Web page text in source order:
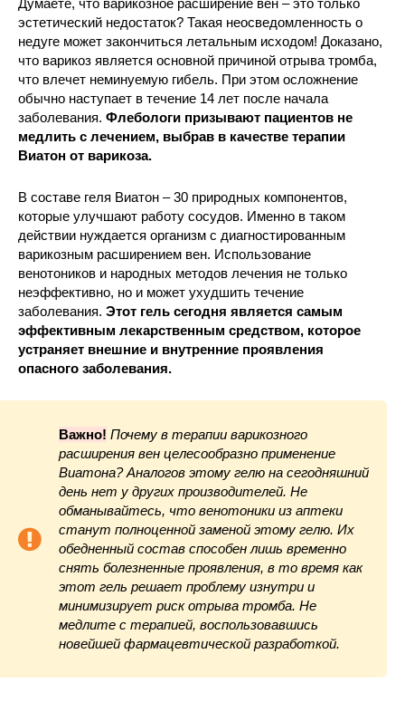
Думаете, что варикозное расширение вен – это только
эстетический недостаток? Такая неосведомленность о
недуге может закончиться летальным исходом! Доказано,
что варикоз является основной причиной отрыва тромба,
что влечет неминуемую гибель. При этом осложнение
обычно наступает в течение 14 лет после начала
заболевания. Флебологи призывают пациентов не
медлить с лечением, выбрав в качестве терапии
Виатон от варикоза.
В составе геля Виатон – 30 природных компонентов,
которые улучшают работу сосудов. Именно в таком
действии нуждается организм с диагностированным
варикозным расширением вен. Использование
венотоников и народных методов лечения не только
неэффективно, но и может ухудшить течение
заболевания. Этот гель сегодня является самым
эффективным лекарственным средством, которое
устраняет внешние и внутренние проявления
опасного заболевания.
Важно! Почему в терапии варикозного
расширения вен целесообразно применение
Виатона? Аналогов этому гелю на сегодняшний
день нет у других производителей. Не
обманывайтесь, что венотоники из аптеки
станут полноценной заменой этому гелю. Их
обедненный состав способен лишь временно
снять болезненные проявления, в то время как
этот гель решает проблему изнутри и
минимизирует риск отрыва тромба. Не
медлите с терапией, воспользовавшись
новейшей фармацевтической разработкой.